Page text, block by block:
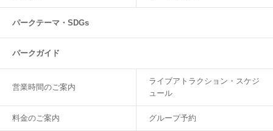
パークテーマ・SDGs
パークガイド
営業時間のご案内
ライブアトラクション・スケジ
ュール
料金のご案内 グループ予約